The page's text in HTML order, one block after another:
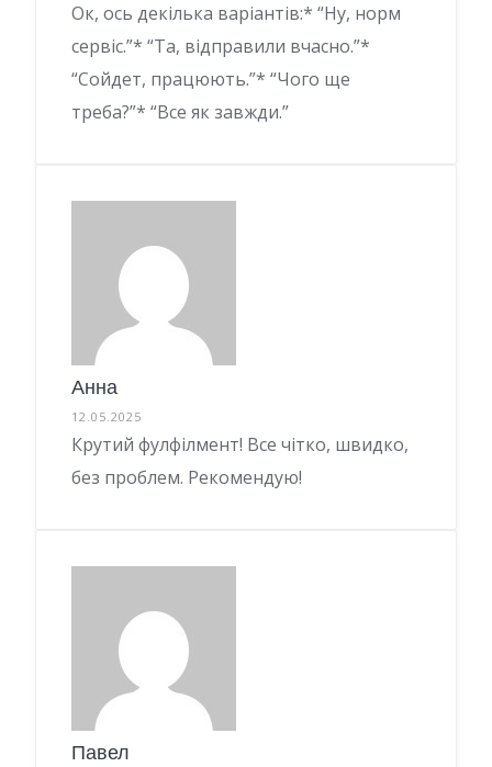
Ок, ось декілька варіантів:* “Ну, норм
сервіс.”* “Та, відправили вчасно.”*
“Сойдет, працюють.”* “Чого ще
треба?”* “Все як завжди.”
Анна
12.05.2025
Крутий фулфілмент! Все чітко, швидко,
без проблем. Рекомендую!
Павел